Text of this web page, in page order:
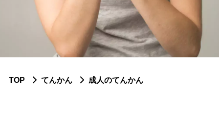
TOP てんかん 成人のてんかん
ふせや内科小児科について
脳神経内科疾患
認知症
パーキンソン症候群